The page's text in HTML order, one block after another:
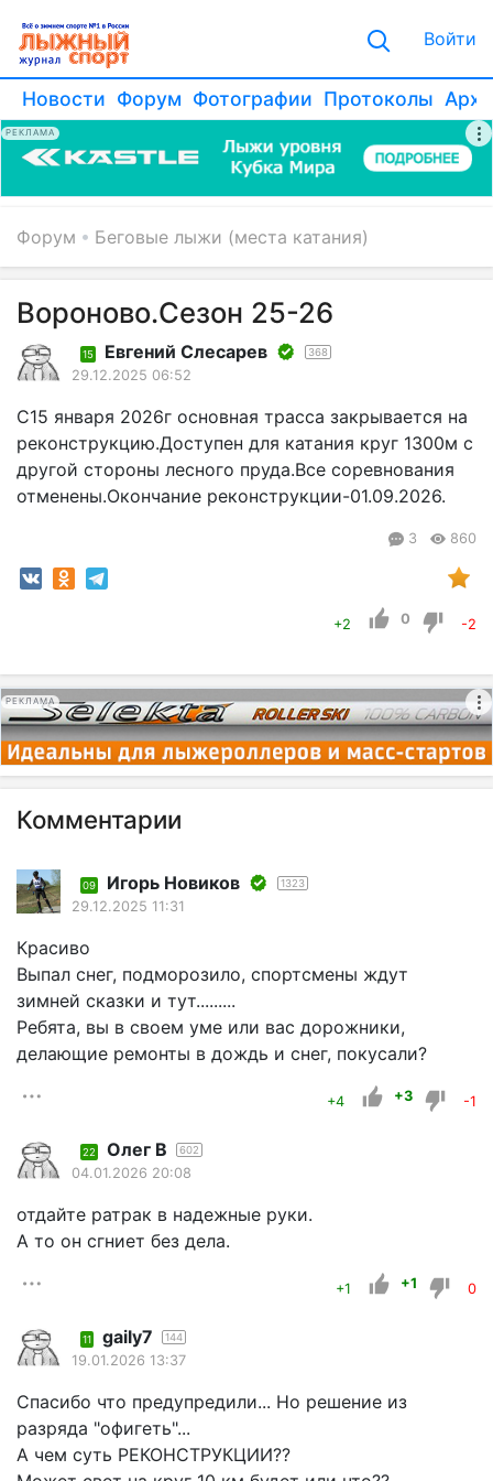
Войти
Новости Форум Фотографии Протоколы
РЕКЛАМА
Форум Беговые лыжи (места катания)
Вороново.Сезон 25-26
15 Евгений Слесарев 368
29.12.2025 06:52
С15 января 2026г основная трасса закрывается на
реконструкцию.Доступен для катания круг 1300м с
другой стороны лесного пруда.Все соревнования
отменены.Окончание реконструкции-01.09.2026.
3 860
+2 0 -2
РЕКЛАМА
Комментарии
09 Игорь Новиков 1323
29.12.2025 11:31
Красиво
Выпал снег, подморозило, спортсмены ждут
зимней сказки и тут.........
Ребята, вы в своем уме или вас дорожники,
делающие ремонты в дождь и снег, покусали?
+4 +3 -1
22 Олег В 602
04.01.2026 20:08
отдайте ратрак в надежные руки.
А то он сгниет без дела.
+1 +1 0
11 gaily7 144
19.01.2026 13:37
Спасибо что предупредили... Но решение из
разряда "офигеть"...
А чем суть РЕКОНСТРУКЦИИ??